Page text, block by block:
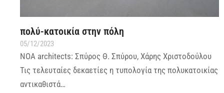
πολύ-κατοικία στην πόλη
05/12/2023
ΝΟΑ architects: Σπύρος Θ. Σπύρου, Χάρης Χριστοδούλου
Τις τελευταίες δεκαετίες η τυπολογία της πολυκατοικίας
αντικαθιστά…